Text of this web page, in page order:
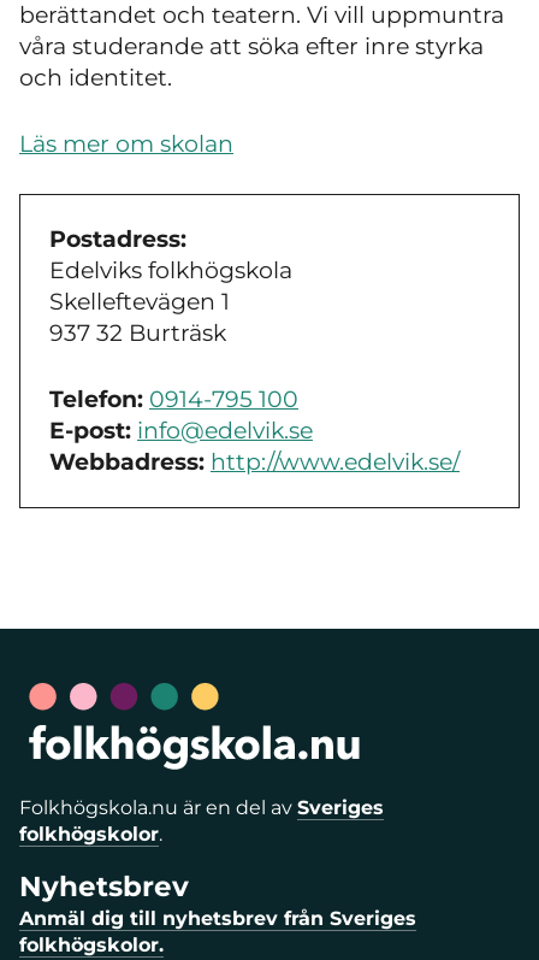
berättandet och teatern. Vi vill uppmuntra
våra studerande att söka efter inre styrka
och identitet.
Läs mer om skolan
Postadress:
Edelviks folkhögskola
Skelleftevägen 1
937 32 Burträsk
Telefon: 0914-795 100
E-post: info@edelvik.se
Webbadress: http://www.edelvik.se/
Folkhögskola.nu är en del av Sveriges
folkhögskolor.
Nyhetsbrev
Anmäl dig till nyhetsbrev från Sveriges
folkhögskolor.